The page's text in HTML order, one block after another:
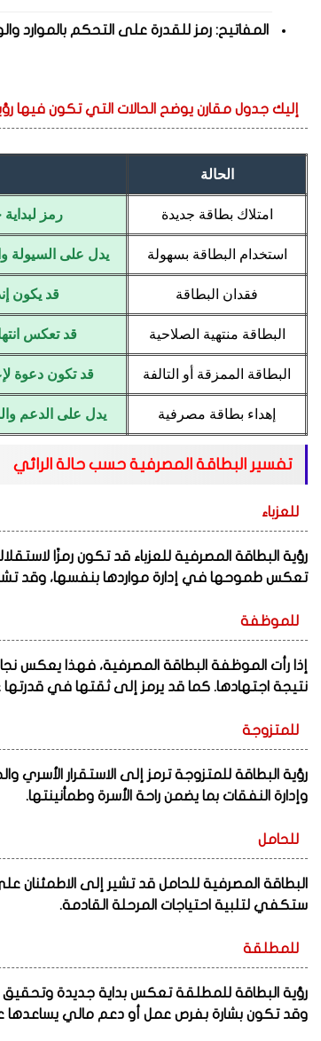
المفاتيح: رمز للقدرة على التحكم بالموارد
إليك جدول مقارن يوضح الحالات التي تكون فيها
الحالة
امتلاك بطاقة جديدة رمز
استخدام البطاقة بسهولة يدل على السيولة
فقدان البطاقة قد يكون
البطاقة منتهية الصلاحية قد تعكس
البطاقة الممزقة أو التالفة قد تكون دعوة
إهداء بطاقة مصرفية يدل على الدعم
تفسير البطاقة المصرفية حسب حالة الرائي
للعزباء
رؤية البطاقة المصرفية للعزباء قد تكون رمزًا
تعكس طموحها في إدارة مواردها بنفسها، وقد
للموظفة
إذا رأت الموظفة البطاقة المصرفية، فهذا يعكس
نتيجة اجتهادها. كما قد يرمز إلى ثقتها في
للمتزوجة
رؤية البطاقة للمتزوجة ترمز إلى الاستقرار
وإدارة النفقات بما يضمن راحة الأسرة وطمأنينتها.
للحامل
البطاقة المصرفية للحامل قد تشير إلى الاطمئنان
ستكفي لتلبية احتياجات المرحلة القادمة.
للمطلقة
رؤية البطاقة للمطلقة تعكس بداية جديدة وتحقيق
وقد تكون بشارة بفرص عمل أو دعم مالي يساعدها